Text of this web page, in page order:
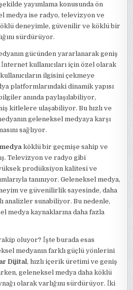
yayımlama konusunda ön
medya ise radyo, televizyon ve
köklü deneyimle, güvenilir ve köklü bir
sürdürüyor.
gücünden yararlanarak geniş
kullanıcıları için özel olarak
ilgisini çekmeye
platformlarındaki dinamik yapısı
anında paylaşılabiliyor,
kitlelere ulaşabiliyor. Bu hızlı ve
geleneksel medyaya karşı
sağlıyor.
köklü bir geçmişe sahip ve
Televizyon ve radyo gibi
prodüksiyon kalitesi ve
tanınıyor. Geleneksel medya,
ve güvenilirlik sayesinde, daha
analizler sunabiliyor. Bu nedenle,
medya kaynaklarına daha fazla
oluyor? İşte burada esas
medyanın farklı güçlü yönlerini
Dijital, hızlı içerik üretimi ve geniş
geleneksel medya daha köklü
olarak varlığını sürdürüyor. İki